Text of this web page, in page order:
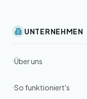
UNTERNEHMEN
Über uns
So funktioniert's